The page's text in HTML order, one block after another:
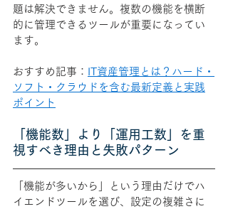
題は解決できません。複数の機能を横断
的に管理できるツールが重要になってい
ます。
おすすめ記事： IT資産管理とは？ハード・
ソフト・クラウドを含む最新定義と実践
ポイント
「機能数」より「運用工数」を重
視すべき理由と失敗パターン
「機能が多いから」という理由だけでハ
イエンドツールを選び、設定の複雑さに